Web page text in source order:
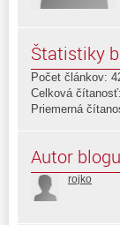
Štatistiky
Počet článkov:
Celková
Priemerná
Autor blogu
rojko